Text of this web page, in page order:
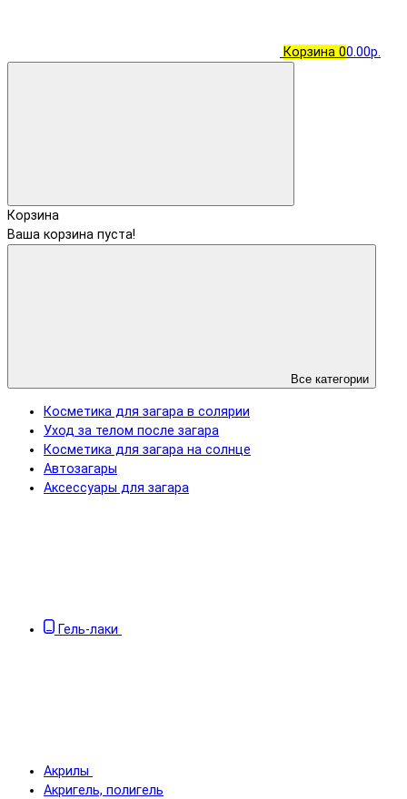
Корзина 00.00р.
Корзина
Ваша корзина пуста!
Все категории
Косметика для загара в солярии
Уход за телом после загара
Косметика для загара на солнце
Автозагары
Аксессуары для загара
Гель-лаки
Акрилы
Акригель, полигель